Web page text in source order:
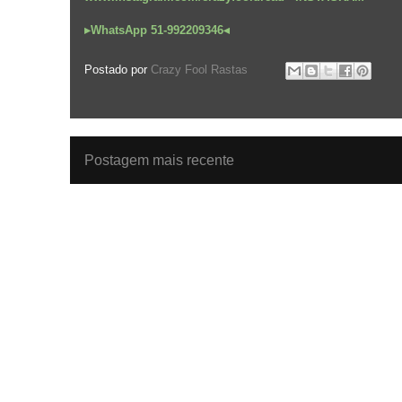
▸WhatsApp 51-992209346◂
Postado por Crazy Fool Rastas
Postagem mais recente